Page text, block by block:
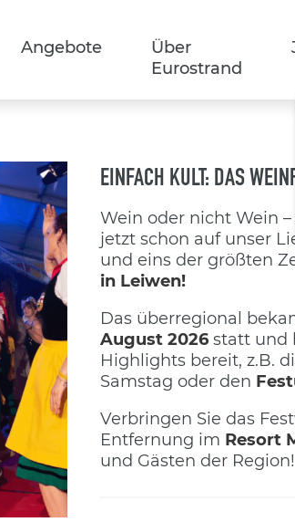
Angebote
Über
Eurostrand
EINFACH KULT: DAS
Wein oder nicht Wein
jetzt schon auf unser
und eins der größten
in Leiwen!
Das überregional
August 2026 statt und
Highlights bereit, z.B.
Samstag oder den
Verbringen Sie das
Entfernung im Resort
und Gästen der Region!